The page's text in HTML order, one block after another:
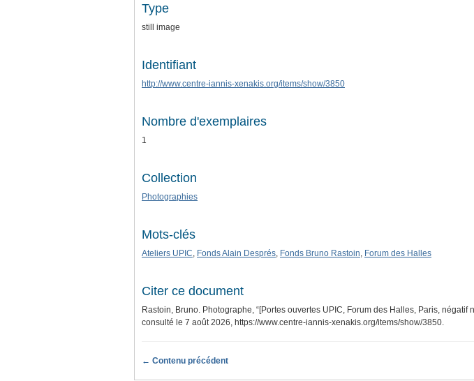
Type
still image
Identifiant
http://www.centre-iannis-xenakis.org/items/show/3850
Nombre d'exemplaires
1
Collection
Photographies
Mots-clés
Ateliers UPIC, Fonds Alain Després, Fonds Bruno Rastoin, Forum des Halles
Citer ce document
Rastoin, Bruno. Photographe, “[Portes ouvertes UPIC, Forum des Halles, Paris,
consulté le 7 août 2026, https://www.centre-iannis-xenakis.org/items/show/3850.
← Contenu précédent